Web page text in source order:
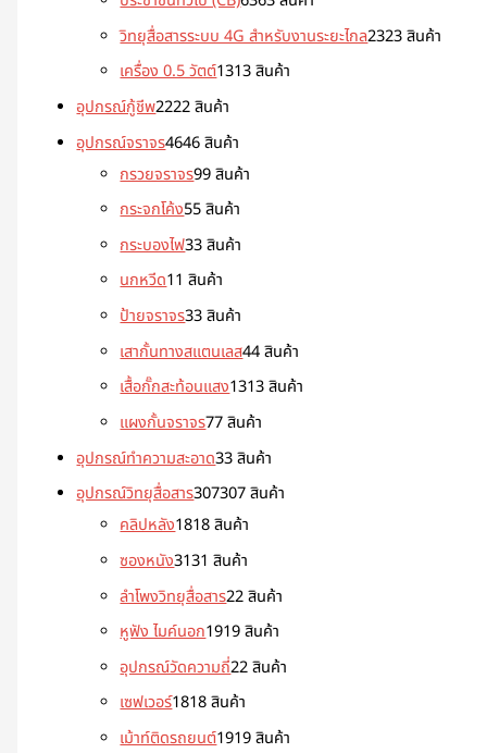
วิทยุสื่อสารระบบ 4G สำหรับงานระยะไกล2323 สินค้า
เครื่อง 0.5 วัตต์1313 สินค้า
อุปกรณ์กู้ชีพ2222 สินค้า
อุปกรณ์จราจร4646 สินค้า
กรวยจราจร99 สินค้า
กระจกโค้ง55 สินค้า
กระบองไฟ33 สินค้า
นกหวีด11 สินค้า
ป้ายจราจร33 สินค้า
เสากั้นทางสแตนเลส44 สินค้า
เสื้อกั๊กสะท้อนแสง1313 สินค้า
แผงกั้นจราจร77 สินค้า
อุปกรณ์ทำความสะอาด33 สินค้า
อุปกรณ์วิทยุสื่อสาร307307 สินค้า
คลิปหลัง1818 สินค้า
ซองหนัง3131 สินค้า
ลำโพงวิทยุสื่อสาร22 สินค้า
หูฟัง ไมค์นอก1919 สินค้า
อุปกรณ์วัดความถี่22 สินค้า
เซฟเวอร์1818 สินค้า
เม้าท์ติดรถยนต์1919 สินค้า